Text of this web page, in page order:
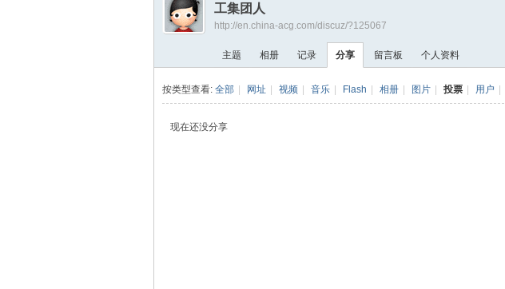
›
工集团人
http://en.china-acg.com/discuz/?125067
主题 相册 记录 分享 留言板 个人资料
按类型查看: 全部 网址 视频 音乐 Flash 相册 图片 投票 用户
现在还没分享